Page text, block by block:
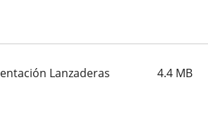
Lanzaderas 4.4 MB